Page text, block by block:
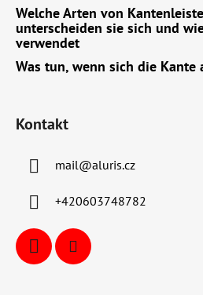
Welche Arten von
unterscheiden sie sich und
verwendet
Was tun, wenn sich die Kante
Kontakt
mail@aluris.cz
+420603748782